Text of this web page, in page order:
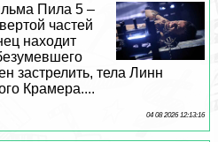
Пила 5 –
частей
находит
застрелить, тела Линн
Крамера....
04 08 2026 12:13:16